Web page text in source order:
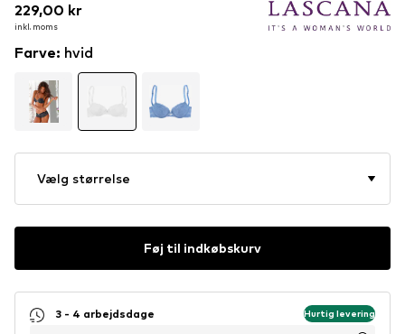
-10
Kun for din næste ordre 🎉
Kvinder
229,00 kr
inkl. moms
229,00 kr
inkl. moms
Farve: hvid
Vælg størrelse
Føj til indkøbskurv
3 - 4 arbejdsdage Hurtig levering